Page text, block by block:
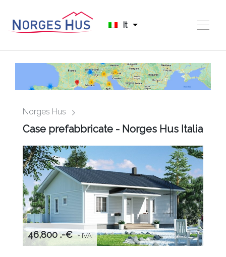
It
Norges Hus
Case prefabbricate - Norges Hus Italia
46,800 .-€ + IVA